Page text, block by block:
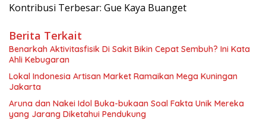
Kontribusi Terbesar: Gue Kaya Buanget
Berita Terkait
Benarkah Aktivitasfisik Di Sakit Bikin Cepat Sembuh? Ini Kata
Ahli Kebugaran
Lokal Indonesia Artisan Market Ramaikan Mega Kuningan
Jakarta
Aruna dan Nakei Idol Buka-bukaan Soal Fakta Unik Mereka
yang Jarang Diketahui Pendukung